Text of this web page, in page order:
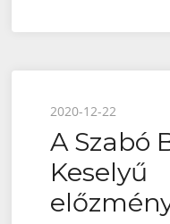
Posted
on
2020-12-22
A Szabó
Keselyű